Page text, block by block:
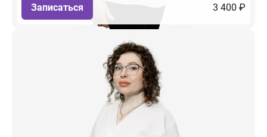
Записаться 3 400 ₽